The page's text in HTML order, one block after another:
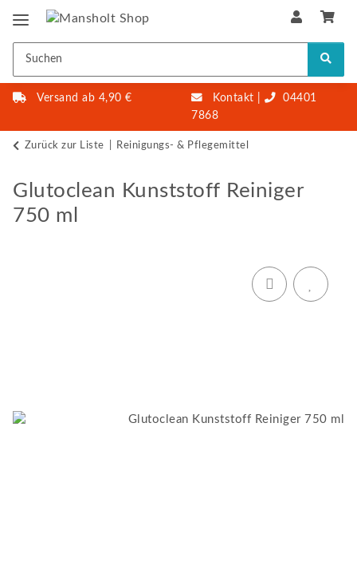
Versand ab 4,90 € Kontakt
04401
7868
Zurück zur Liste Reinigungs- & Pflegemittel
Glutoclean Kunststoff Reiniger
750 ml